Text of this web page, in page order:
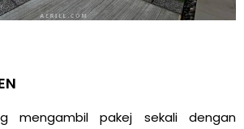
mengambil pakej sekali dengan